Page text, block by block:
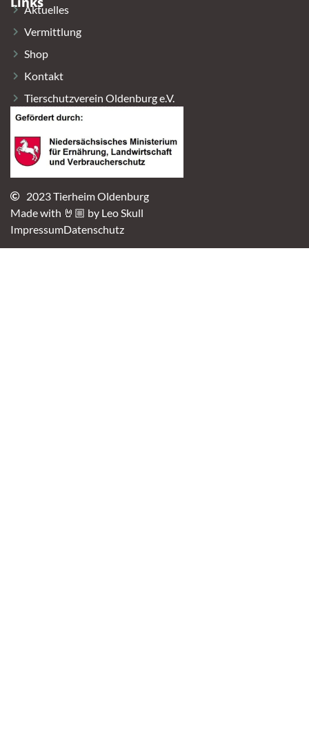
Aktuelles
Vermittlung
Shop
Kontakt
Tierschutzverein Oldenburg e.V.
2023 Tierheim Oldenburg
Made with 🤘🏼 by Leo Skull
ImpressumDatenschutz